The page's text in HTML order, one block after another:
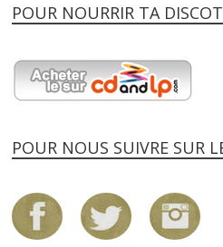
POUR NOURRIR TA
POUR NOUS SUIVRE SUR